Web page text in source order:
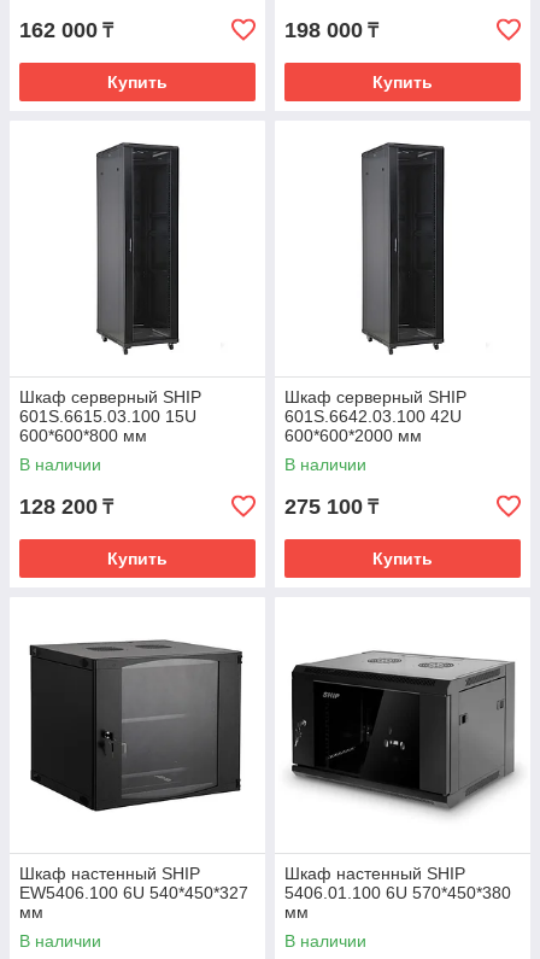
162 000 ₸
Купить
198 000 ₸
Купить
Шкаф серверный SHIP
601S.6615.03.100 15U
600*600*800 мм
В наличии
128 200 ₸
Купить
Шкаф серверный SHIP
601S.6642.03.100 42U
600*600*2000 мм
В наличии
275 100 ₸
Купить
Шкаф настенный SHIP
EW5406.100 6U 540*450*327
мм
В наличии
Шкаф настенный SHIP
5406.01.100 6U 570*450*380
мм
В наличии